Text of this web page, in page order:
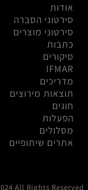
אודות
סירטוני הסברה
סירטוני מוצרים
כתבות
סיקורים
IFMAR
מדריכים
תוצאות מירוצים
חוגים
הפעלות
מסלולים
אתרים שיתופיים
All Rights Reserved